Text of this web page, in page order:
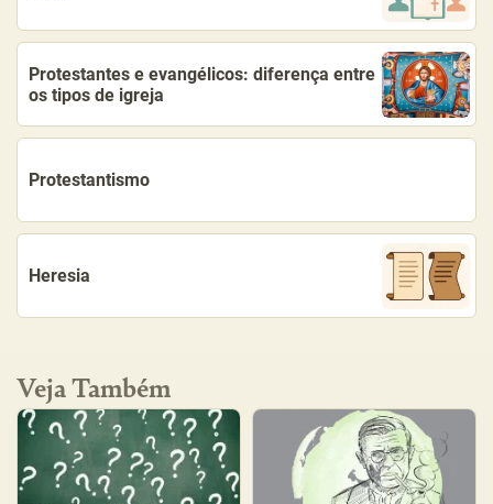
Protestantes e evangélicos: diferença entre
os tipos de igreja
Protestantismo
Heresia
Veja Também